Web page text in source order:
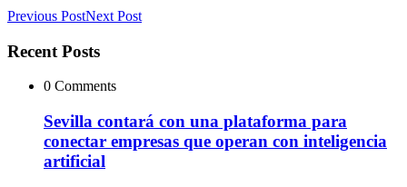
Previous PostNext Post
Recent Posts
0 Comments
Sevilla contará con una plataforma para
conectar empresas que operan con inteligencia
artificial